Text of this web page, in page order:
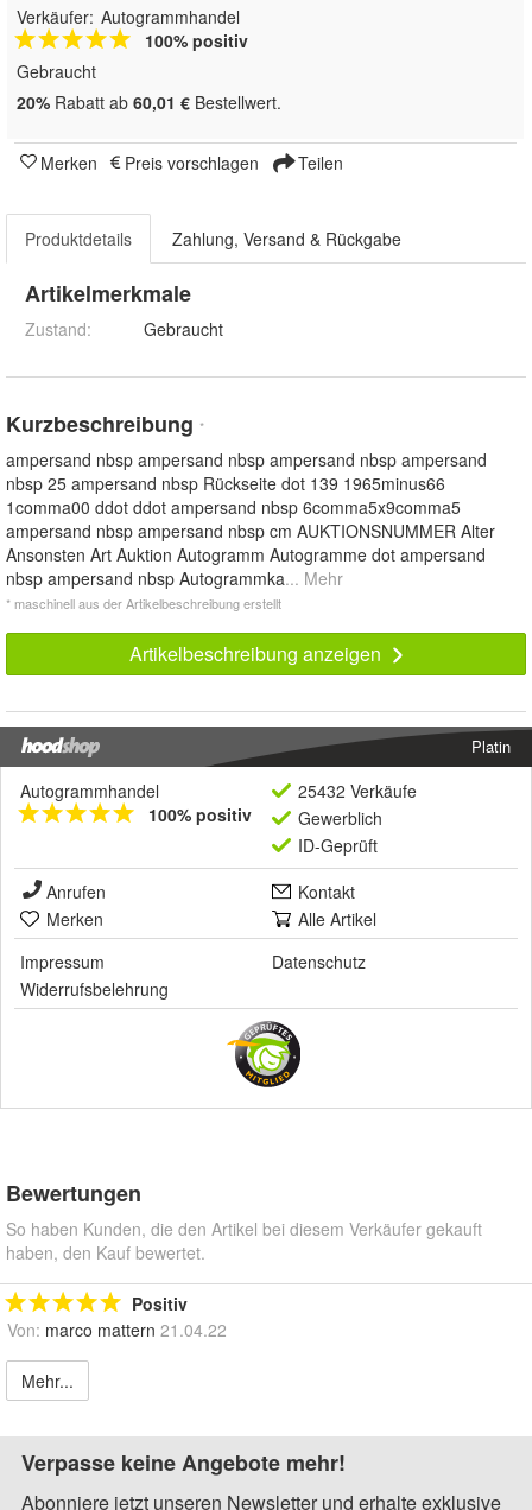
Verkäufer: Autogrammhandel
100% positiv
Gebraucht
20% Rabatt ab 60,01 € Bestellwert.
Merken Preis vorschlagen Teilen
Produktdetails Zahlung, Versand & Rückgabe
Artikelmerkmale
Zustand: Gebraucht
Kurzbeschreibung *
ampersand nbsp ampersand nbsp ampersand nbsp ampersand
nbsp 25 ampersand nbsp Rückseite dot 139 1965minus66
1comma00 ddot ddot ampersand nbsp 6comma5x9comma5
ampersand nbsp ampersand nbsp cm AUKTIONSNUMMER Alter
Ansonsten Art Auktion Autogramm Autogramme dot ampersand
nbsp ampersand nbsp Autogrammka... Mehr
* maschinell aus der Artikelbeschreibung erstellt
Artikelbeschreibung anzeigen
Platin
Autogrammhandel
100% positiv
25432 Verkäufe
Gewerblich
ID-Geprüft
Anrufen
Kontakt
Merken
Alle Artikel
Impressum
Datenschutz
Widerrufsbelehrung
Bewertungen
So haben Kunden, die den Artikel bei diesem Verkäufer gekauft
haben, den Kauf bewertet.
Positiv
Von: marco mattern 21.04.22
Mehr...
Verpasse keine Angebote mehr!
Abonniere jetzt unseren Newsletter und erhalte exklusive